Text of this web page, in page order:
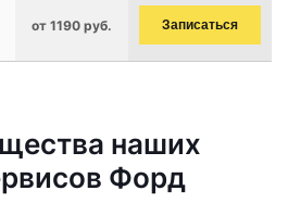
от 1190 руб. Записаться
наших
Форд